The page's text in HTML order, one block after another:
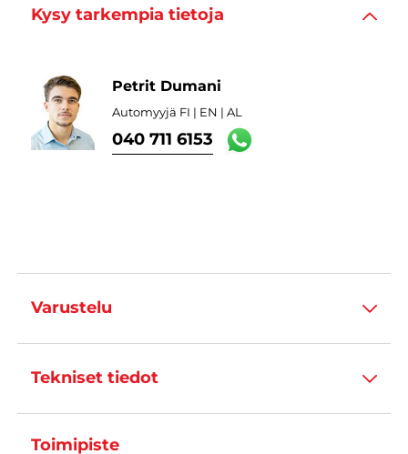
Kysy tarkempia tietoja
Petrit Dumani
Automyyjä FI | EN | AL
040 711 6153
Varustelu
Tekniset tiedot
Toimipiste